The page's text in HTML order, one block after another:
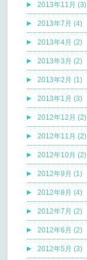
2013年11月 (3)
2013年7月 (4)
2013年4月 (2)
2013年3月 (2)
2013年2月 (1)
2013年1月 (3)
2012年12月 (2)
2012年11月 (2)
2012年10月 (2)
2012年9月 (1)
2012年8月 (4)
2012年7月 (2)
2012年6月 (2)
2012年5月 (3)